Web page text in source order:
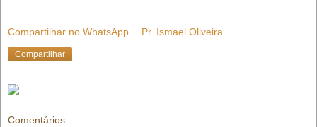
Compartilhar no WhatsApp Pr. Ismael Oliveira
Compartilhar
Comentários